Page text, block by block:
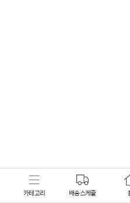
카테고리 배송스케줄